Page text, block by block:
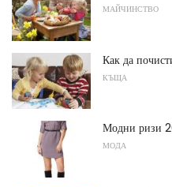
МАЙЧИНСТВО
Как да
КЪЩА
Модни ризи
МОДА